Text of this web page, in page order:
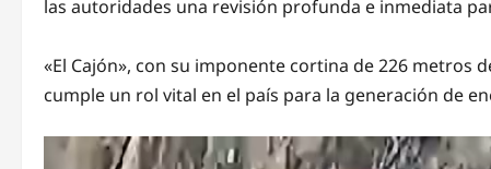
las autoridades una revisión profunda e inmediata
«El Cajón», con su imponente cortina de 226 metros
cumple un rol vital en el país para la generación de